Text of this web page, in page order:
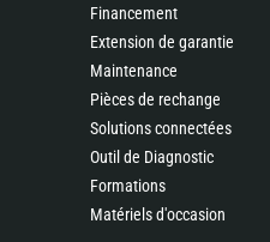
Financement
Extension de garantie
Maintenance
Pièces de rechange
Solutions connectées
Outil de Diagnostic
Formations
Matériels d'occasion